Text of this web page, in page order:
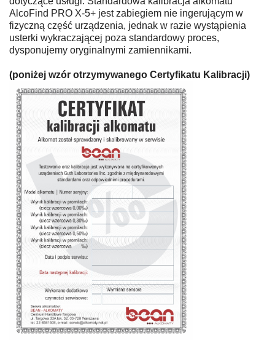
AlcoFind PRO X-5+ jest zabiegiem nie ingerującym w
fizyczną część urządzenia, jednak w razie wystąpienia
usterki wykraczającej poza standardowy proces,
dysponujemy oryginalnymi zamiennikami.
(poniżej wzór otrzymywanego Certyfikatu Kalibracji)